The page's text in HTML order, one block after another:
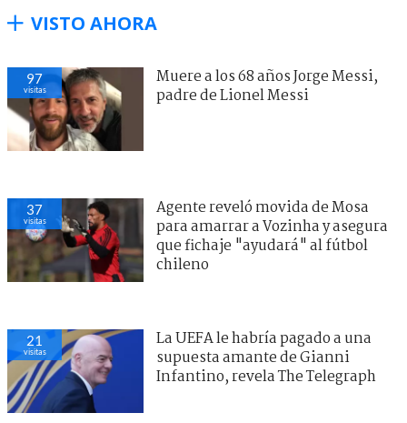
VISTO AHORA
97
visitas
Muere a los 68 años Jorge Messi,
padre de Lionel Messi
37
visitas
Agente reveló movida de Mosa
para amarrar a Vozinha y asegura
que fichaje "ayudará" al fútbol
chileno
21
visitas
La UEFA le habría pagado a una
supuesta amante de Gianni
Infantino, revela The Telegraph